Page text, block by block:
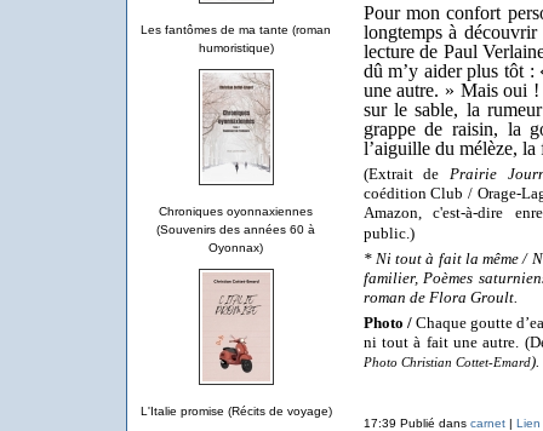
Les fantômes de ma tante (roman
humoristique)
Chroniques oyonnaxiennes
(Souvenirs des années 60 à
Oyonnax)
L'Italie promise (Récits de voyage)
Pour mon confort
longtemps à
lecture de Paul
dû m’y aider plus tôt
une autre. » Mais oui !
sur le sable, la
grappe de raisin, la
l’aiguille du mélèze,
(Extrait de Prairie
coédition Club / Orage-
Amazon, c'est-à-dire
public.)
* Ni tout à fait la même /
familier, Poèmes
roman de Flora Groult.
Photo /Chaque goutte
ni tout à fait une autre.
Photo Christian Cottet-Emard).
17:39 Publié dans carnet| Lien